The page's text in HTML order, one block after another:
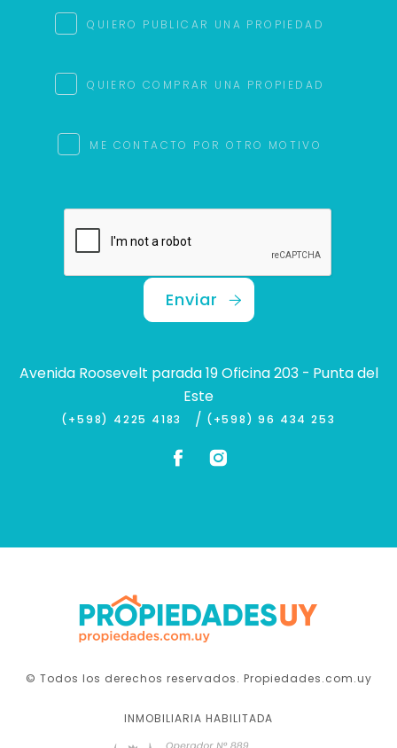
QUIERO PUBLICAR UNA PROPIEDAD
QUIERO COMPRAR UNA PROPIEDAD
ME CONTACTO POR OTRO MOTIVO
Enviar
Avenida Roosevelt parada 19 Oficina 203 - Punta del
Este
(+598) 4225 4183 / (+598) 96 434 253
© Todos los derechos reservados. Propiedades.com.uy
INMOBILIARIA HABILITADA